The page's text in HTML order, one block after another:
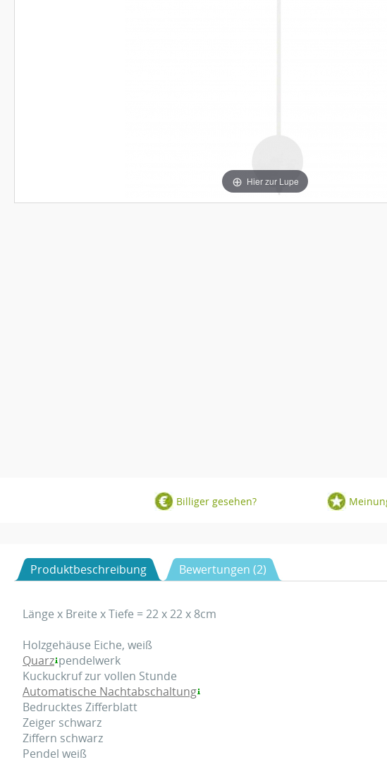
Hier zur Lupe
Billiger gesehen?
Produktbeschreibung Bewertungen (2)
Länge x Breite x Tiefe = 22 x 22 x 8cm
Holzgehäuse Eiche, weiß
Quarz pendelwerk
Kuckuckruf zur vollen Stunde
Automatische Nachtabschaltung
Bedrucktes Zifferblatt
Zeiger schwarz
Ziffern schwarz
Pendel weiß